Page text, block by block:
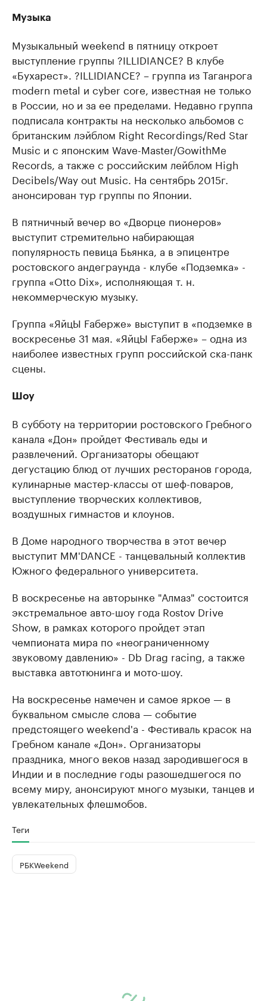
Музыка
Музыкальный weekend в пятницу откроет
выступление группы ?ILLIDIANCE? В клубе
«Бухарест». ?ILLIDIANCE? – группа из Таганрога
modern metal и cyber core, известная не только
в России, но и за ее пределами. Недавно группа
подписала контракты на несколько альбомов с
британским лэйблом Right Recordings/Red Star
Music и с японским Wave-Master/GowithMe
Records, а также с российским лейблом High
Decibels/Way out Music. На сентябрь 2015г.
анонсирован тур группы по Японии.
В пятничный вечер во «Дворце пионеров»
выступит стремительно набирающая
популярность певица Бьянка, а в эпицентре
ростовского андеграунда - клубе «Подземка» -
группа «Otto Dix», исполняющая т. н.
некоммерческую музыку.
Группа «ЯйцЫ Fаберже» выступит в «подземке в
воскресенье 31 мая. «ЯйцЫ Fаберже» – одна из
наиболее известных групп российской ска-панк
сцены.
Шоу
В субботу на территории ростовского Гребного
канала «Дон» пройдет Фестиваль еды и
развлечений. Организаторы обещают
дегустацию блюд от лучших ресторанов города,
кулинарные мастер-классы от шеф-поваров,
выступление творческих коллективов,
воздушных гимнастов и клоунов.
В Доме народного творчества в этот вечер
выступит MM'DANCE - танцевальный коллектив
Южного федерального университета.
В воскресенье на авторынке "Алмаз" состоится
экстремальное авто-шоу года Rostov Drive
Show, в рамках которого пройдет этап
чемпионата мира по «неограниченному
звуковому давлению» - Db Drag racing, а также
выставка автотюнинга и мото-шоу.
На воскресенье намечен и самое яркое — в
буквальном смысле слова — событие
предстоящего weekend'а - Фестиваль красок на
Гребном канале «Дон». Организаторы
праздника, много веков назад зародившегося в
Индии и в последние годы разошедшегося по
всему миру, анонсируют много музыки, танцев и
увлекательных флешмобов.
Теги
РБКWeekend